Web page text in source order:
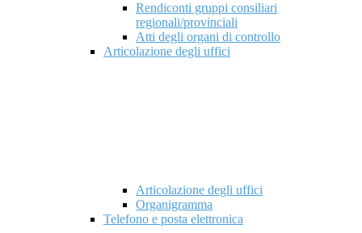
Rendiconti gruppi consiliari
regionali/provinciali
Atti degli organi di controllo
Articolazione degli uffici
Articolazione degli uffici
Organigramma
Telefono e posta elettronica